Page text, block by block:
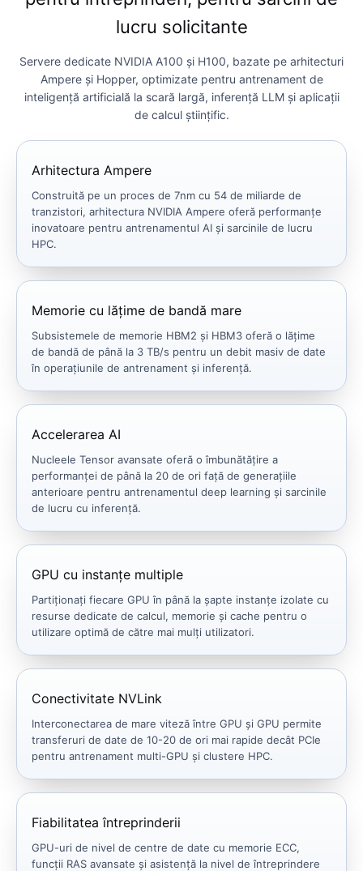
lucru solicitante
Servere dedicate NVIDIA A100 și H100, bazate pe arhitecturi
Ampere și Hopper, optimizate pentru antrenament de
inteligență artificială la scară largă, inferență LLM și aplicații
de calcul științific.
Arhitectura Ampere
Construită pe un proces de 7nm cu 54 de miliarde de
tranzistori, arhitectura NVIDIA Ampere oferă performanțe
inovatoare pentru antrenamentul AI și sarcinile de lucru
HPC.
Memorie cu lățime de bandă mare
Subsistemele de memorie HBM2 și HBM3 oferă o lățime
de bandă de până la 3 TB/s pentru un debit masiv de date
în operațiunile de antrenament și inferență.
Accelerarea AI
Nucleele Tensor avansate oferă o îmbunătățire a
performanței de până la 20 de ori față de generațiile
anterioare pentru antrenamentul deep learning și sarcinile
de lucru cu inferență.
GPU cu instanțe multiple
Partiționați fiecare GPU în până la șapte instanțe izolate cu
resurse dedicate de calcul, memorie și cache pentru o
utilizare optimă de către mai mulți utilizatori.
Conectivitate NVLink
Interconectarea de mare viteză între GPU și GPU permite
transferuri de date de 10-20 de ori mai rapide decât PCIe
pentru antrenament multi-GPU și clustere HPC.
Fiabilitatea întreprinderii
GPU-uri de nivel de centre de date cu memorie ECC,
funcții RAS avansate și asistență la nivel de întreprindere